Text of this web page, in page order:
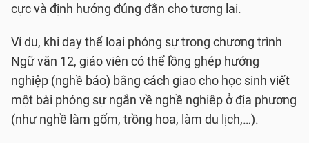
cực và định hướng đúng đắn cho tương lai.
Ví dụ, khi dạy thể loại phóng sự trong chương trình
Ngữ văn 12, giáo viên có thể lồng ghép hướng
nghiệp (nghề báo) bằng cách giao cho học sinh viết
một bài phóng sự ngắn về nghề nghiệp ở địa phương
(như nghề làm gốm, trồng hoa, làm du lịch,…).